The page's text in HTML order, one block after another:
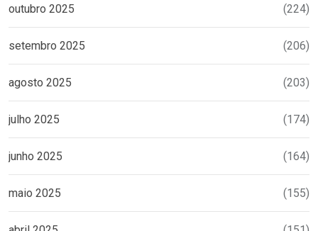
outubro 2025 (224)
setembro 2025 (206)
agosto 2025 (203)
julho 2025 (174)
junho 2025 (164)
maio 2025 (155)